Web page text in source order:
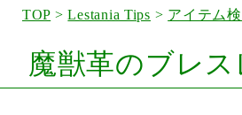
TOP >Lestania Tips > アイテム
魔獣革のブレス